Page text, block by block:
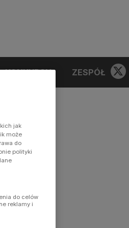
KONKURSY ZESPÓŁ
jak
może
do
polityki
do celów
reklamy i